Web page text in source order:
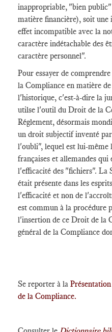
inappropriable, "bien
matière financière), soit
effet incompatible avec la
caractère indétachable des
caractère personnel".
Pour essayer de
la Compliance en matière
l'historique, c'est-à-dire la
utilse l'outil du Droit de la
Réglement, désormais
un droit subjectif inventé
l'oubli", lequel est lui-même
françaises et allemandes
l'efficacité des "fichiers". La
était présente dans les
l'efficacité et non de
est commun à la procédure
l'insertion de ce Droit de la
général de la Compliance
Se reporter à la
de la Compliance.